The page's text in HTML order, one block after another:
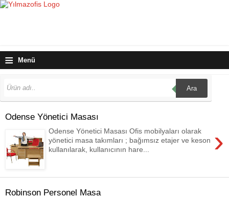
≡ Menü
Ara
Odense Yönetici Masası
›
Odense Yönetici Masası Ofis mobilyaları olarak
yönetici masa takımları ; bağımsız etajer ve keson
kullanılarak, kullanıcının hare...
Robinson Personel Masa